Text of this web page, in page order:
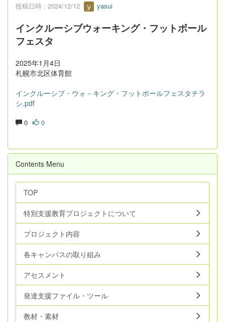
投稿日時 : 2024/12/12 yasui
インクルーシブウォーキング・フットボール
フェスタ
2025年1月4日
札幌市北区体育館
インクルーシブ・ウォ－キング・フットボールフェスタチラ
シ.pdf
0 0
Contents Menu
TOP
特別支援教育プロジェクトについて
プロジェクト内容
各キャンパスの取り組み
アセスメント
発達支援ファイル・ツール
教材・素材